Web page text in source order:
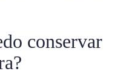
conservar